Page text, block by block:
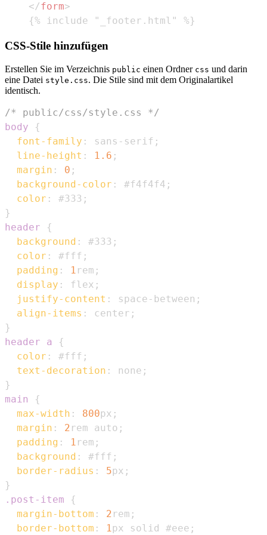
</form>
{% include "_footer.html" %}
CSS-Stile hinzufügen
Erstellen Sie im Verzeichnis public einen Ordner css und darin
eine Datei style.css. Die Stile sind mit dem Originalartikel
identisch.
/* public/css/style.css */
body
{
font-family : sans-serif ;
line-height : 1.6 ;
margin : 0 ;
background-color : #f4f4f4 ;
color : #333 ;
}
header
{
background : #333 ;
color : #fff ;
padding : 1 rem ;
display : flex ;
justify-content : space-between ;
align-items : center ;
}
header a
{
color : #fff ;
text-decoration : none ;
}
main
{
max-width : 800px ;
margin : 2 rem auto ;
padding : 1 rem ;
background : #fff ;
border-radius : 5px ;
}
.post-item
{
margin-bottom : 2 rem ;
border-bottom : 1 px solid #eee ;